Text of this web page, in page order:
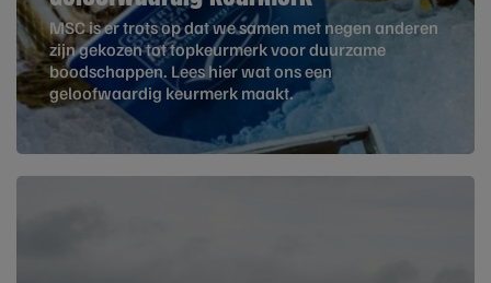
MSC is er trots op dat we samen met negen anderen
zijn gekozen tot topkeurmerk voor duurzame
boodschappen. Lees hier wat ons een
geloofwaardig keurmerk maakt.